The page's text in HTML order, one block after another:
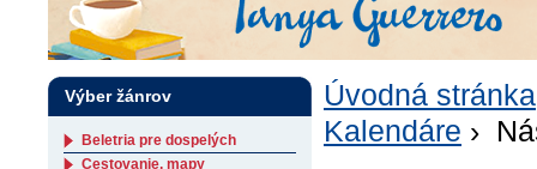
Úvodná stránka
Kalendáre ›
Výber žánrov
Beletria pre dospelých
Cestovanie, mapy